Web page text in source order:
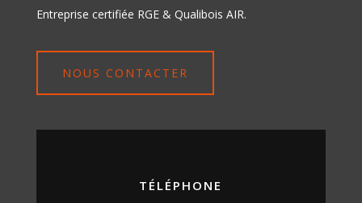
Entreprise certifiée RGE & Qualibois AIR.
NOUS CONTACTER
TÉLÉPHONE